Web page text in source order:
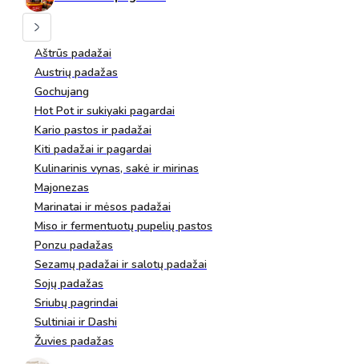
Aštrūs padažai
Austrių padažas
Gochujang
Hot Pot ir sukiyaki pagardai
Kario pastos ir padažai
Kiti padažai ir pagardai
Kulinarinis vynas, sakė ir mirinas
Majonezas
Marinatai ir mėsos padažai
Miso ir fermentuotų pupelių pastos
Ponzu padažas
Sezamų padažai ir salotų padažai
Sojų padažas
Sriubų pagrindai
Sultiniai ir Dashi
Žuvies padažas